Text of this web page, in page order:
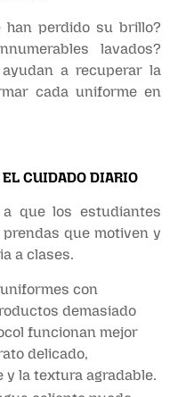
han perdido su brillo?
lavados?
a recuperar la
cada uniforme en
CUIDADO DIARIO
que los estudiantes
que motiven y
a clases.
con
demasiado
funcionan mejor
delicado,
la textura agradable.